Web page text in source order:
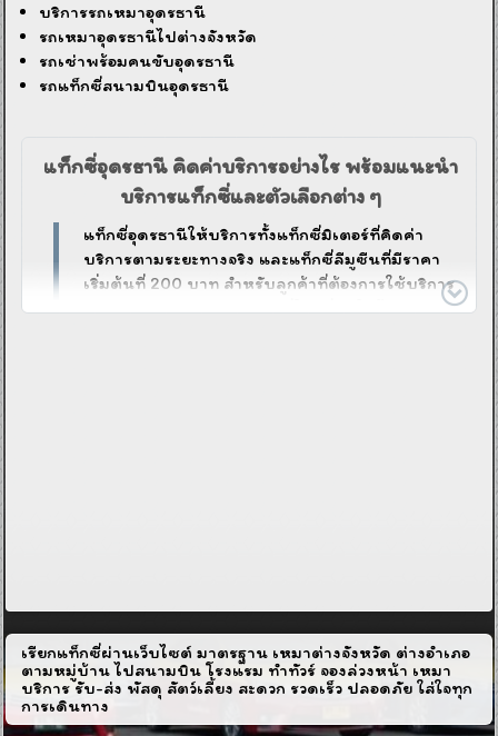
บริการรถเหมาอุดรธานี
รถเหมาอุดรธานีไปต่างจังหวัด
รถเช่าพร้อมคนขับอุดรธานี
รถแท็กซี่สนามบินอุดรธานี
แท็กซี่อุดรธานี คิดค่าบริการอย่างไร พร้อมแนะนำ
บริการแท็กซี่และตัวเลือกต่าง ๆ
แท็กซี่อุดรธานีให้บริการทั้งแท็กซี่มิเตอร์ที่คิดค่า
บริการตามระยะทางจริง และแท็กซี่ลีมูซีนที่มีราคา
เริ่มต้นที่ 200 บาท สำหรับลูกค้าที่ต้องการใช้บริการ
จัดหารถใหม่จนกว่าจะตรงตามความต้องการของคุณ
ในวันนัดหมาย พนักงานขับรถทุกคันจะจอดรอคุณ
ตามตำแหน่งที่แจ้งไว้ล่วงหน้า โดยจะมาถึงก่อนเวลา
นัดหมายประมาณ 30 นาที เพื่อให้คุณมีเวลาพร้อม
เรียกแท็กซี่ผ่านเว็บไซต์ มาตรฐาน เหมาต่างจังหวัด ต่างอำเภอ
ตามหมู่บ้าน ไปสนามบิน โรงแรม ทำทัวร์ จองล่วงหน้า เหมา
บริการ รับ-ส่ง พัสดุ สัตว์เลี้ยง สะดวก รวดเร็ว ปลอดภัย ใส่ใจทุก
การเดินทาง